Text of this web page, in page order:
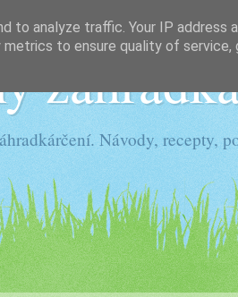
Návody, recepty,
to analyze traffic. Your IP address
to ensure quality of service,